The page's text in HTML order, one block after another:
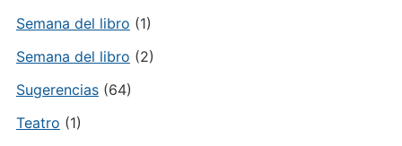
Semana del libro (1)
Semana del libro (2)
Sugerencias(64)
Teatro (1)